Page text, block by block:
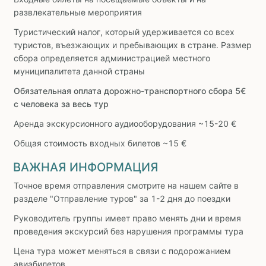
развлекательные мероприятия
Туристический налог, который удерживается со всех
туристов, въезжающих и пребывающих в стране. Размер
сбора определяется администрацией местного
муниципалитета данной страны
Обязательная оплата дорожно-транспортного сбора 5€
с человека за весь тур
Аренда экскурсионного аудиооборудования ~15-20 €
Общая стоимость входных билетов ~15 €
ВАЖНАЯ ИНФОРМАЦИЯ
Точное время отправления смотрите на нашем сайте в
разделе "Отправление туров" за 1-2 дня до поездки
Руководитель группы имеет право менять дни и время
проведения экскурсий без нарушения программы тура
Цена тура может меняться в связи с подорожанием
авиабилетов